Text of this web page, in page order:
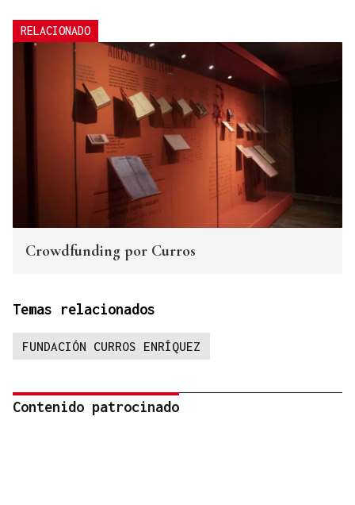
RELACIONADO
Crowdfunding por Curros
Temas relacionados
FUNDACIÓN CURROS ENRÍQUEZ
Contenido patrocinado